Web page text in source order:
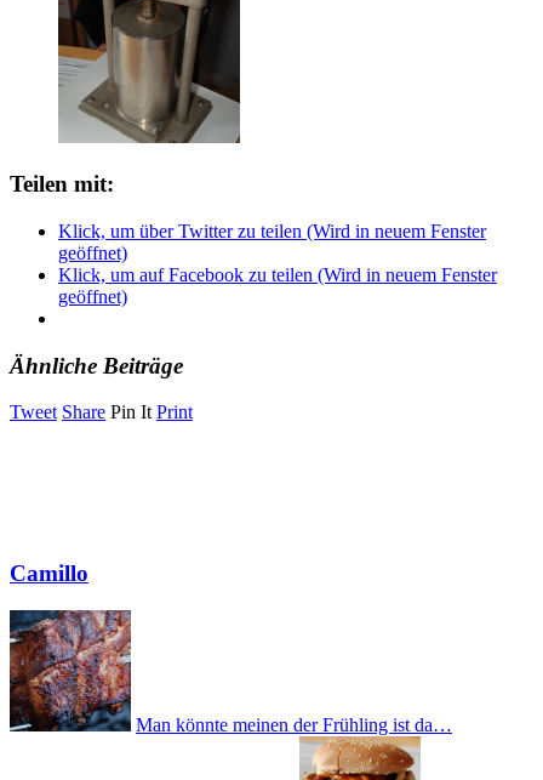
Teilen mit:
Klick, um über Twitter zu teilen (Wird in neuem Fenster
geöffnet)
Klick, um auf Facebook zu teilen (Wird in neuem Fenster
geöffnet)
Ähnliche Beiträge
Tweet Share Pin It Print
Camillo
Man könnte meinen der Frühling ist da…